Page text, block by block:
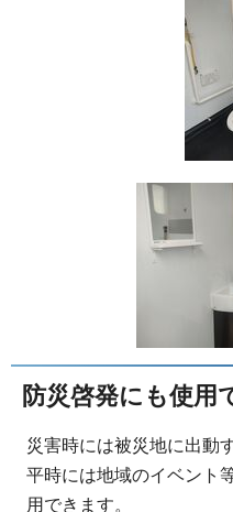
防災啓発にも使用
災害時には被災地に出動
平時には地域のイベント
用できます。